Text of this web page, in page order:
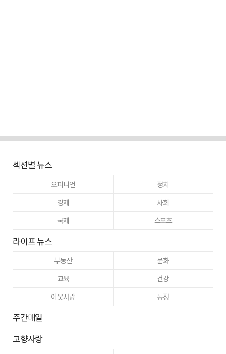
섹션별 뉴스
오피니언
정치
경제
사회
국제
스포츠
라이프 뉴스
부동산
문화
교육
건강
이웃사랑
동정
주간매일
고향사랑